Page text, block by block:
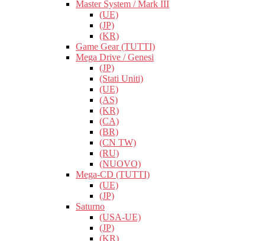
Master System / Mark III
(UE)
(JP)
(KR)
Game Gear (TUTTI)
Mega Drive / Genesi
(JP)
(Stati Uniti)
(UE)
(AS)
(KR)
(CA)
(BR)
(CN TW)
(RU)
(NUOVO)
Mega-CD (TUTTI)
(UE)
(JP)
Saturno
(USA-UE)
(JP)
(KR)